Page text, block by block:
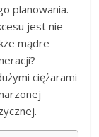
planowania.
jest nie
mądre
ciężarami